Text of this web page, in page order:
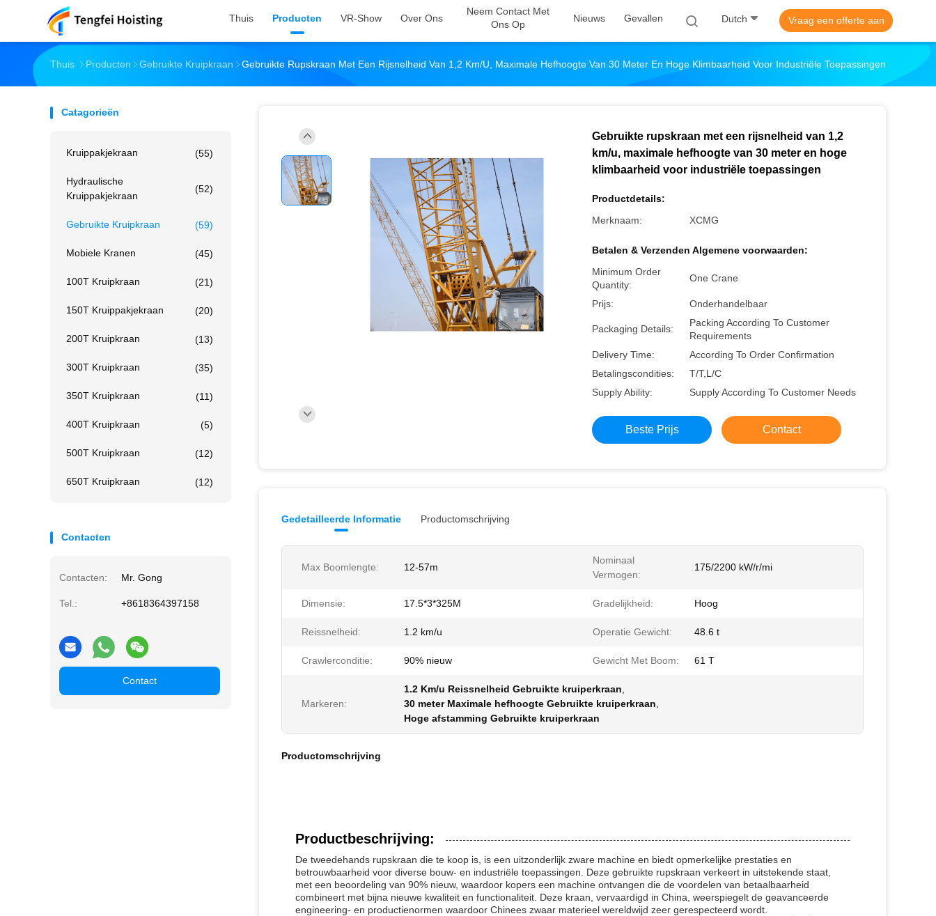
Thuis Producten VR-Show Over Ons
Neem Contact Met
Ons Op
Nieuws Gevallen Dutch Vraag een offerte aan
Thuis Producten Gebruikte Kruipkraan Gebruikte Rupskraan Met Een Rijsnelheid Van 1,2 Km/u, Maximale Hefhoogte Van 30 Meter En Hoge Klimbaarheid Voor Industriële Toepassingen
Catagorieën
Kruippakjekraan (55)
Hydraulische
Kruippakjekraan
(52)
Gebruikte Kruipkraan (59)
Mobiele Kranen (45)
100T Kruipkraan (21)
150T Kruippakjekraan (20)
200T Kruipkraan (13)
300T Kruipkraan (35)
350T Kruipkraan (11)
400T Kruipkraan (5)
500T Kruipkraan (12)
650T Kruipkraan (12)
Contacten
Contacten: Mr. Gong
Tel.: +8618364397158
Contact
Gebruikte rupskraan met een rijsnelheid van 1,2
km/u, maximale hefhoogte van 30 meter en hoge
klimbaarheid voor industriële toepassingen
Productdetails:
Merknaam:
XCMG
Betalen & Verzenden Algemene voorwaarden:
Minimum Order
Quantity:
One Crane
Prijs: Onderhandelbaar
Packaging Details:
Packing According To Customer
Requirements
Delivery Time:
According To Order Confirmation
Betalingscondities:
T/T,L/C
Supply Ability:
Supply According To Customer Needs
Beste Prijs Contact
Gedetailleerde Informatie Productomschrijving
Max Boomlengte: 12-57m
Nominaal
Vermogen:
175/2200 kW/r/mi
Dimensie: 17.5*3*325M Gradelijkheid: Hoog
Reissnelheid: 1.2 km/u Operatie Gewicht: 48.6 t
Crawlerconditie: 90% nieuw Gewicht Met Boom: 61 T
Markeren:
1.2 Km/u Reissnelheid Gebruikte kruiperkraan
30 meter Maximale hefhoogte Gebruikte kruiperkraan
Hoge afstamming Gebruikte kruiperkraan
Productomschrijving
Productbeschrijving:
De tweedehands rupskraan die te koop is, is een uitzonderlijk zware machine en biedt opmerkelijke prestaties en
betrouwbaarheid voor diverse bouw- en industriële toepassingen. Deze gebruikte rupskraan verkeert in uitstekende staat,
met een beoordeling van 90% nieuw, waardoor kopers een machine ontvangen die de voordelen van betaalbaarheid
combineert met bijna nieuwe kwaliteit en functionaliteit. Deze kraan, vervaardigd in China, weerspiegelt de geavanceerde
engineering- en productienormen waardoor Chinees zwaar materieel wereldwijd zeer gerespecteerd wordt.